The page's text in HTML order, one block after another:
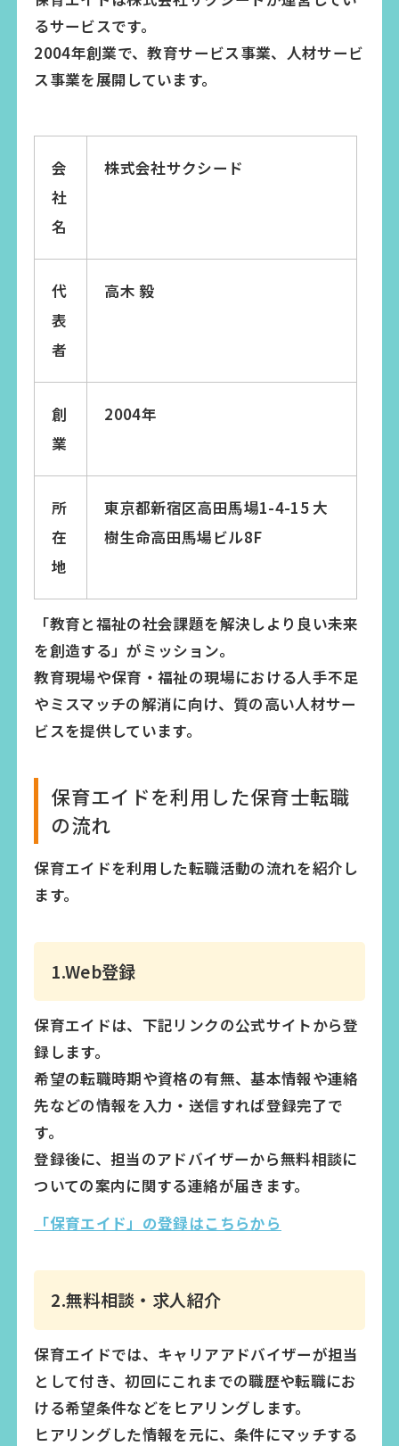
るサービスです。
2004年創業で、教育サービス事業、人材サービ
ス事業を展開しています。
会
社
名
株式会社サクシード
代
表
者
高木 毅
創
業
2004年
所
在
地
東京都新宿区高田馬場1-4-15 大
樹生命高田馬場ビル8F
「教育と福祉の社会課題を解決しより良い未来
を創造する」がミッション。
教育現場や保育・福祉の現場における人手不足
やミスマッチの解消に向け、質の高い人材サー
ビスを提供しています。
保育エイドを利用した保育士転職
の流れ
保育エイドを利用した転職活動の流れを紹介し
ます。
1.Web登録
保育エイドは、下記リンクの公式サイトから登
録します。
希望の転職時期や資格の有無、基本情報や連絡
先などの情報を入力・送信すれば登録完了で
す。
登録後に、担当のアドバイザーから無料相談に
ついての案内に関する連絡が届きます。
「保育エイド」の登録はこちらから
2.無料相談・求人紹介
保育エイドでは、キャリアアドバイザーが担当
として付き、初回にこれまでの職歴や転職にお
ける希望条件などをヒアリングします。
ヒアリングした情報を元に、条件にマッチする